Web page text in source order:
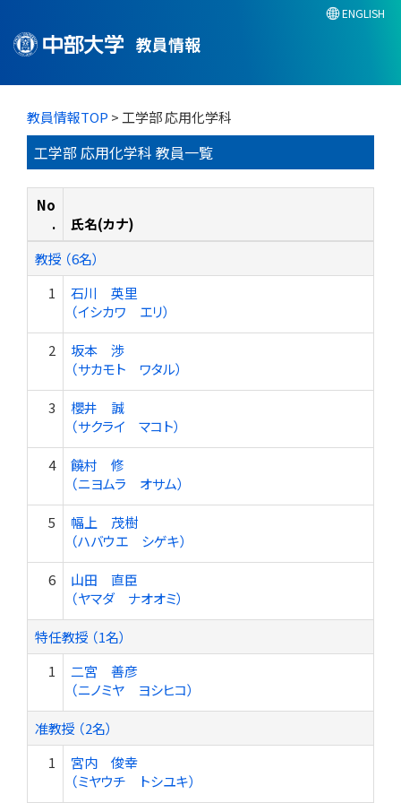
教員情報
ENGLISH
教員情報TOP > 工学部 応用化学科
工学部 応用化学科 教員一覧
No
.
氏名(カナ)
教授 （6名）
1
石川 英里
（イシカワ エリ）
2
坂本 渉
（サカモト ワタル）
3
櫻井 誠
（サクライ マコト）
4
饒村 修
（ニヨムラ オサム）
5
幅上 茂樹
（ハバウエ シゲキ）
6
山田 直臣
（ヤマダ ナオオミ）
特任教授 （1名）
1
二宮 善彦
（ニノミヤ ヨシヒコ）
准教授 （2名）
1
宮内 俊幸
（ミヤウチ トシユキ）